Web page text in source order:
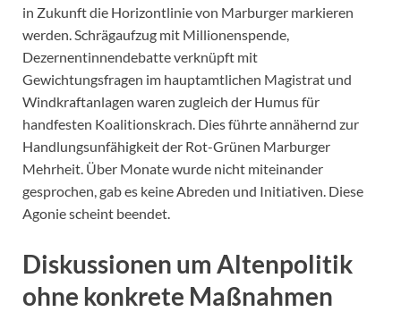
in Zukunft die Horizontlinie von Marburger markieren
werden. Schrägaufzug mit Millionenspende,
Dezernentinnendebatte verknüpft mit
Gewichtungsfragen im hauptamtlichen Magistrat und
Windkraftanlagen waren zugleich der Humus für
handfesten Koalitionskrach. Dies führte annähernd zur
Handlungsunfähigkeit der Rot-Grünen Marburger
Mehrheit. Über Monate wurde nicht miteinander
gesprochen, gab es keine Abreden und Initiativen. Diese
Agonie scheint beendet.
Diskussionen um Altenpolitik
ohne konkrete Maßnahmen